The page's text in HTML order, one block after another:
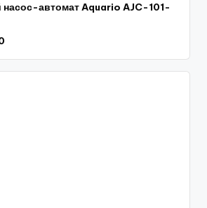
автомат Aquario AJC-101-